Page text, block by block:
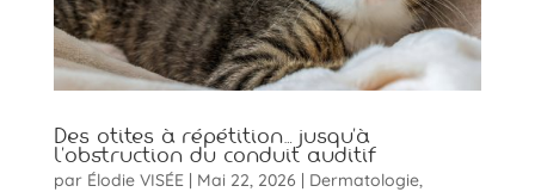
Des otites à répétition… jusqu’à
l’obstruction du conduit auditif
par Élodie VISÉE| Mai 22, 2026 | Dermatologie,